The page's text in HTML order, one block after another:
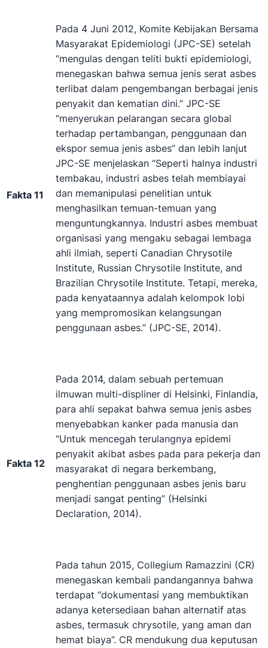
Fakta 11
Pada 4 Juni 2012, Komite Kebijakan Bersama
Masyarakat Epidemiologi (JPC-SE) setelah
“mengulas dengan teliti bukti epidemiologi,
menegaskan bahwa semua jenis serat asbes
terlibat dalam pengembangan berbagai jenis
penyakit dan kematian dini.” JPC-SE
“menyerukan pelarangan secara global
terhadap pertambangan, penggunaan dan
ekspor semua jenis asbes” dan lebih lanjut
JPC-SE menjelaskan “Seperti halnya industri
tembakau, industri asbes telah membiayai
dan memanipulasi penelitian untuk
menghasilkan temuan-temuan yang
menguntungkannya. Industri asbes membuat
organisasi yang mengaku sebagai lembaga
ahli ilmiah, seperti Canadian Chrysotile
Institute, Russian Chrysotile Institute, and
Brazilian Chrysotile Institute. Tetapi, mereka,
pada kenyataannya adalah kelompok lobi
yang mempromosikan kelangsungan
penggunaan asbes.” (JPC-SE, 2014).
Fakta 12
Pada 2014, dalam sebuah pertemuan
ilmuwan multi-displiner di Helsinki, Finlandia,
para ahli sepakat bahwa semua jenis asbes
menyebabkan kanker pada manusia dan
“Untuk mencegah terulangnya epidemi
penyakit akibat asbes pada para pekerja dan
masyarakat di negara berkembang,
penghentian penggunaan asbes jenis baru
menjadi sangat penting” (Helsinki
Declaration, 2014).
Pada tahun 2015, Collegium Ramazzini (CR)
menegaskan kembali pandangannya bahwa
terdapat “dokumentasi yang membuktikan
adanya ketersediaan bahan alternatif atas
asbes, termasuk chrysotile, yang aman dan
hemat biaya”. CR mendukung dua keputusan